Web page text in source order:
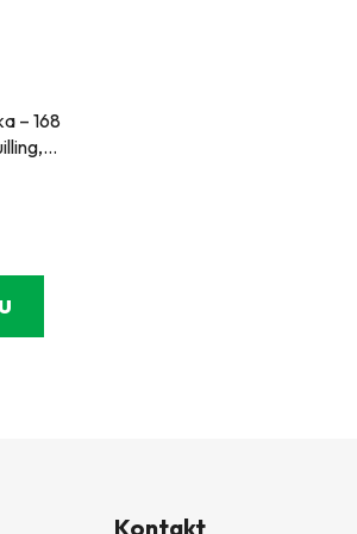
– 168
Kontakt